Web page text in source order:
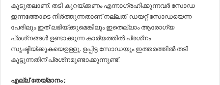
കൂടുതലാണ്. തടി കുറയ്ക്കണം എന്നാഗ്രഹിക്കുന്നവര്‍ സോഡ
ഇന്നത്തോടെ നിര്‍ത്തുന്നതാണ് നല്ലത്. ഡയറ്റ് സോഡയെന്ന
പേരിലും ഇത് ലഭിയ്ക്കുമെങ്കിലും ഇതെല്ലാം ആരോഗ്യ
പ്രശ്‌നങ്ങള്‍ ഉണ്ടാക്കുന്ന കാര്യത്തില്‍ പ്രശ്‌നം
സൃഷ്ടിയ്ക്കുകയെഉള്ളു. ഉപ്പിട്ട സോഡയും ഇത്തരത്തില്‍ തടി
കൂട്ടുന്നതിന് പ്രശ്‌നമുണ്ടാക്കുന്നുണ്ട്.
എല്ല് തേയ്‌മാനം ;